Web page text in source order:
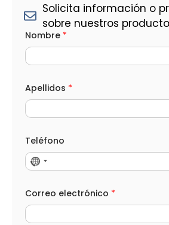
Solicita información o
sobre nuestros
Nombre *
Apellidos *
Teléfono
Correo electrónico *